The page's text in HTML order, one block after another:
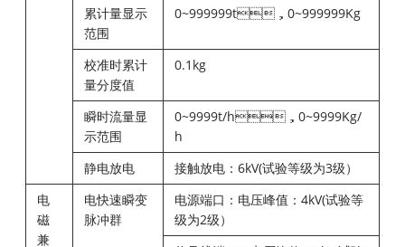
累计量显示
范围
0~999999t，0~999999Kg
校准时累计
量分度值
0.1kg
瞬时流量显
示范围
0~9999t/h，0~9999Kg/
h
静电放电
接触放电：6kV(试验等级为3级）
电
磁
兼
电快速瞬变
脉冲群
电源端口：电压峰值：4kV(试验等
级为2级）